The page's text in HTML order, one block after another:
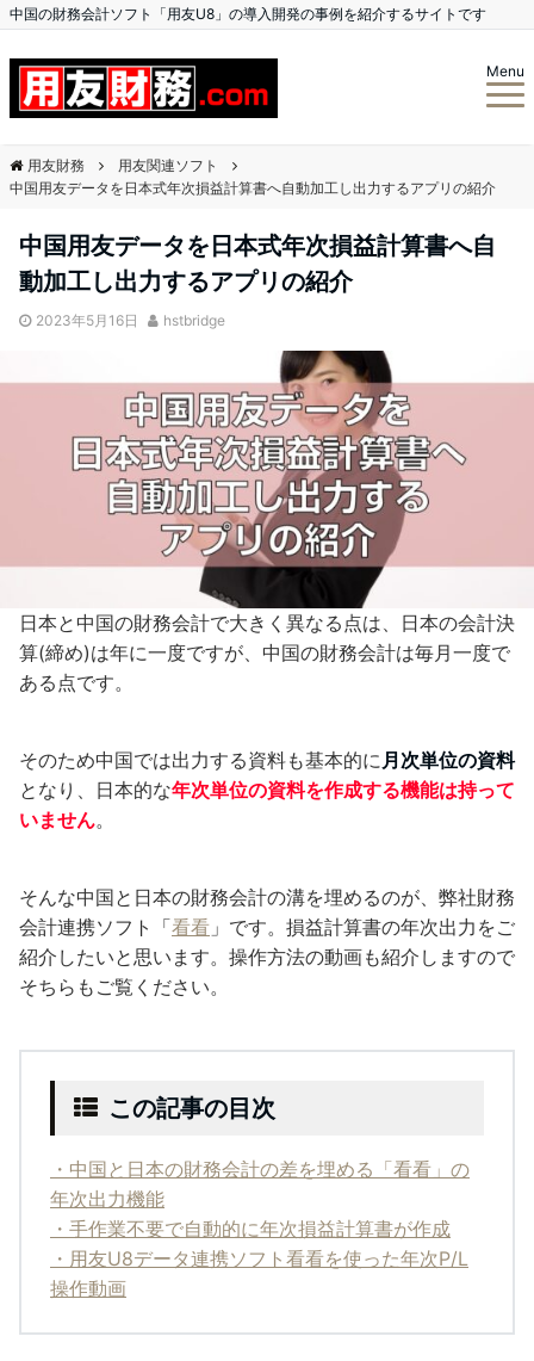
中国の財務会計ソフト「用友U8」の導入開発の事例を紹介するサイトです
Menu
用友財務
用友関連ソフト
中国用友データを日本式年次損益計算書へ自動加工し出力するアプリの紹介
中国用友データを日本式年次損益計算書へ自
動加工し出力するアプリの紹介
2023年5月16日 hstbridge
日本と中国の財務会計で大きく異なる点は、日本の会計決
算(締め)は年に一度ですが、中国の財務会計は毎月一度で
ある点です。
そのため中国では出力する資料も基本的に 月次単位の資料
となり、日本的な年次単位の資料を作成する機能は持って
いません。
そんな中国と日本の財務会計の溝を埋めるのが、弊社財務
会計連携ソフト「看看 」です。損益計算書の年次出力をご
紹介したいと思います。操作方法の動画も紹介しますので
そちらもご覧ください。
この記事の目次
・中国と日本の財務会計の差を埋める「看看」の
年次出力機能
・手作業不要で自動的に年次損益計算書が作成
・用友U8データ連携ソフト看看を使った年次P/L
操作動画